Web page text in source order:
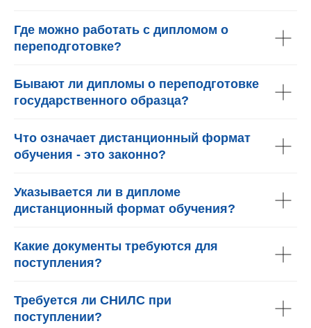
Где можно работать с дипломом о
переподготовке?
Бывают ли дипломы о переподготовке
государственного образца?
Что означает дистанционный формат
обучения - это законно?
Указывается ли в дипломе
дистанционный формат обучения?
Какие документы требуются для
поступления?
Требуется ли СНИЛС при
поступлении?